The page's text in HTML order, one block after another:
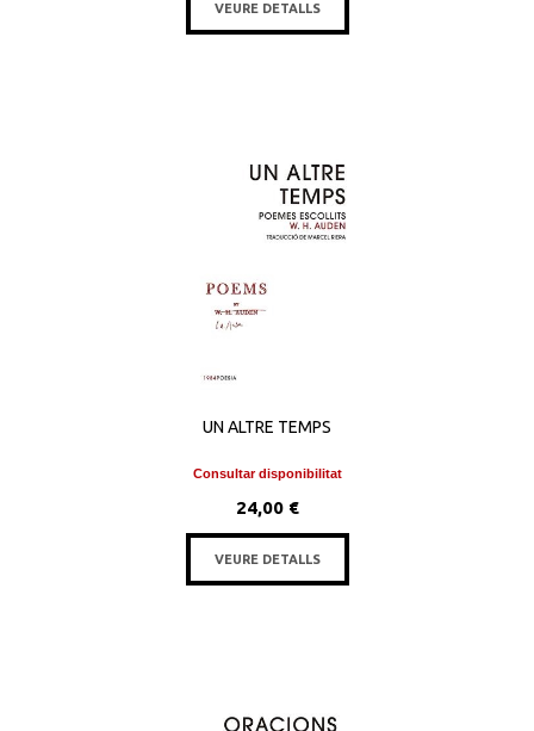
VEURE DETALLS
UN ALTRE TEMPS
Consultar disponibilitat
24,00 €
VEURE DETALLS